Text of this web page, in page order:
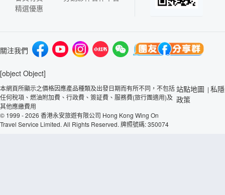
精選優惠
關注我們
[object Object]
本網頁所顯示之價格因應產品種類及出發日期而有所不同，不包括
任何稅項、燃油附加費、行政費、簽証費、服務費(旅行團適用)及
其他應繳費用
© 1999 - 2026 香港永安旅遊有限公司 Hong Kong Wing On
Travel Service Limited. All Rights Reserved. 牌照號碼: 350074
站點地圖 | 私隱
政策